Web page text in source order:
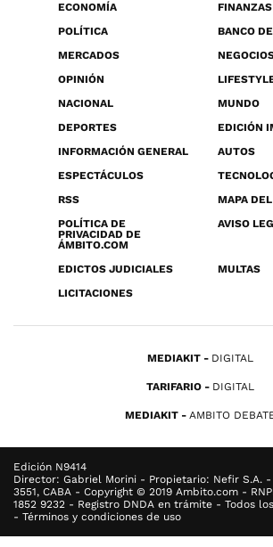
ECONOMÍA
FINANZAS
POLÍTICA
BANCO
MERCADOS
OPINIÓN
NACIONAL
MUNDO
DEPORTES
EDICIÓN
INFORMACIÓN GENERAL
AUTOS
ESPECTÁCULOS
RSS
MAPA
POLÍTICA DE
PRIVACIDAD DE
ÁMBITO.COM
AVISO
EDICTOS JUDICIALES
MULTAS
LICITACIONES
MEDIAKIT DIGITAL
TARIFARIO DIGITAL
MEDIAKIT AMBITO
Edición N9414
Director: Gabriel Morini - Propietario: Nefir S.A.
3551, CABA - Copyright © 2019 Ambito.com -
1852 9232 - Registro DNDA en trámite - Todos
- Términos y condiciones de uso